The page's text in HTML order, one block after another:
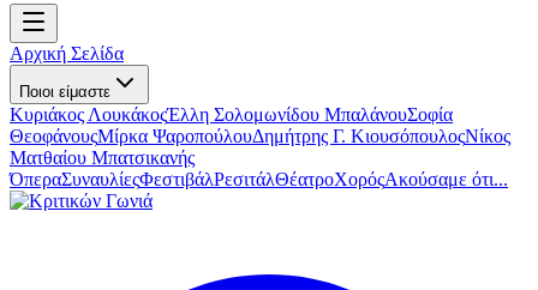
Αρχική Σελίδα
Ποιοι είμαστε
Κυριάκος ΛουκάκοςΈλλη Σολομωνίδου ΜπαλάνουΣοφία
ΘεοφάνουςΜίρκα ΨαροπούλουΔημήτρης Γ. ΚιουσόπουλοςΝίκος
Ματθαίου Μπατσικανής
ΌπεραΣυναυλίεςΦεστιβάλΡεσιτάλΘέατροΧορόςΑκούσαμε ότι...